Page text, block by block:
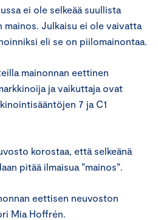
ei ole selkeää suullista
mainos. Julkaisu ei ole vaivatta
eli se on piilomainontaa.
mainonnan eettinen
ja vaikuttaja ovat
7 ja C1
korostaa, että selkeänä
pitää ilmaisua ”mainos”.
eettisen neuvoston
Mia Hoffrén.